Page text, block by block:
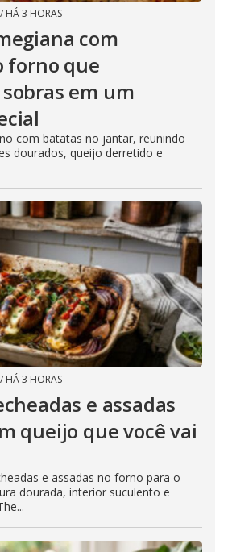
/ HÁ 3 HORAS
com
forno que
em um
com batatas no jantar, reunindo
dourados, queijo derretido e
/ HÁ 3 HORAS
e assadas
queijo que você vai
e assadas no forno para o
dourada, interior suculento e